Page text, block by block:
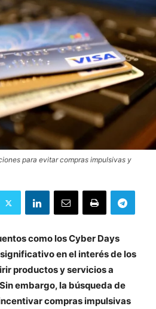
para evitar compras impulsivas y
como los Cyber Days
en el interés de los
productos y servicios a
embargo, la búsqueda de
compras impulsivas